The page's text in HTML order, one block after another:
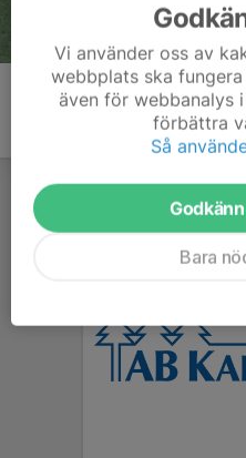
Vi använder oss av
webbplats ska
även för webbanalys
förbättra
Så
Bara